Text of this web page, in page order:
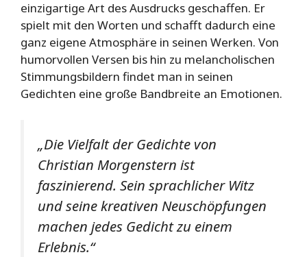
einzigartige Art des Ausdrucks geschaffen. Er
spielt mit den Worten und schafft dadurch eine
ganz eigene Atmosphäre in seinen Werken. Von
humorvollen Versen bis hin zu melancholischen
Stimmungsbildern findet man in seinen
Gedichten eine große Bandbreite an Emotionen.
„Die Vielfalt der Gedichte von
Christian Morgenstern ist
faszinierend. Sein sprachlicher Witz
und seine kreativen Neuschöpfungen
machen jedes Gedicht zu einem
Erlebnis.“